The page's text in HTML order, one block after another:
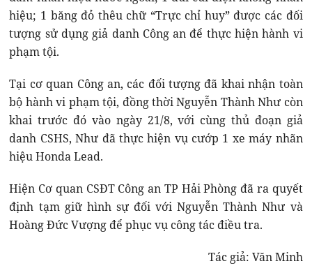
hiệu; 1 băng đỏ thêu chữ “Trực chỉ huy” được các đối
tượng sử dụng giả danh Công an để thực hiện hành vi
phạm tội.
Tại cơ quan Công an, các đối tượng đã khai nhận toàn
bộ hành vi phạm tội, đồng thời Nguyễn Thành Như còn
khai trước đó vào ngày 21/8, với cùng thủ đoạn giả
danh CSHS, Như đã thực hiện vụ cướp 1 xe máy nhãn
hiệu Honda Lead.
Hiện Cơ quan CSĐT Công an TP Hải Phòng đã ra quyết
định tạm giữ hình sự đối với Nguyễn Thành Như và
Hoàng Đức Vượng để phục vụ công tác điều tra.
Tác giả: Văn Minh